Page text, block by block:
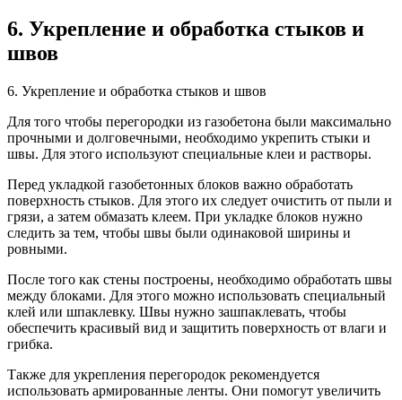
6. Укрепление и обработка стыков и
швов
6. Укрепление и обработка стыков и швов
Для того чтобы перегородки из газобетона были максимально
прочными и долговечными, необходимо укрепить стыки и
швы. Для этого используют специальные клеи и растворы.
Перед укладкой газобетонных блоков важно обработать
поверхность стыков. Для этого их следует очистить от пыли и
грязи, а затем обмазать клеем. При укладке блоков нужно
следить за тем, чтобы швы были одинаковой ширины и
ровными.
После того как стены построены, необходимо обработать швы
между блоками. Для этого можно использовать специальный
клей или шпаклевку. Швы нужно зашпаклевать, чтобы
обеспечить красивый вид и защитить поверхность от влаги и
грибка.
Также для укрепления перегородок рекомендуется
использовать армированные ленты. Они помогут увеличить